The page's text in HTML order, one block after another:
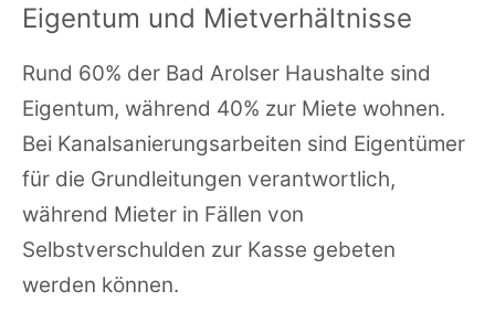
Eigentum und Mietverhältnisse
Rund 60% der Bad Arolser Haushalte sind
Eigentum, während 40% zur Miete wohnen.
Bei Kanalsanierungsarbeiten sind Eigentümer
für die Grundleitungen verantwortlich,
während Mieter in Fällen von
Selbstverschulden zur Kasse gebeten
werden können.